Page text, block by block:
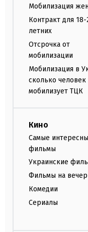
Мобилизация
Контракт для 18-
летних
Отсрочка от
мобилизации
Мобилизация в
сколько человек
мобилизует ТЦК
Кино
Самые
фильмы
Украинские
Фильмы на вечер
Комедии
Сериалы